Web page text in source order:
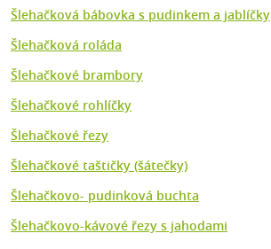
Šlehačková bábovka s pudinkem a jablíčky
Šlehačková roláda
Šlehačkové brambory
Šlehačkové rohlíčky
Šlehačkové řezy
Šlehačkové taštičky (šátečky)
Šlehačkovo- pudinková buchta
Šlehačkovo-kávové řezy s jahodami